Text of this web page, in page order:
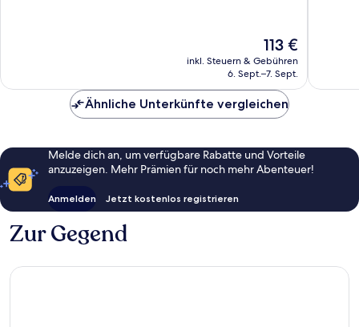
Der
Preis
beträgt
113 €
inkl. Steuern & Gebühren
6. Sept.–7. Sept.
Ähnliche Unterkünfte vergleichen
Melde dich an, um verfügbare Rabatte und Vorteile
anzuzeigen. Mehr Prämien für noch mehr Abenteuer!
Anmelden Jetzt kostenlos registrieren
Zur Gegend